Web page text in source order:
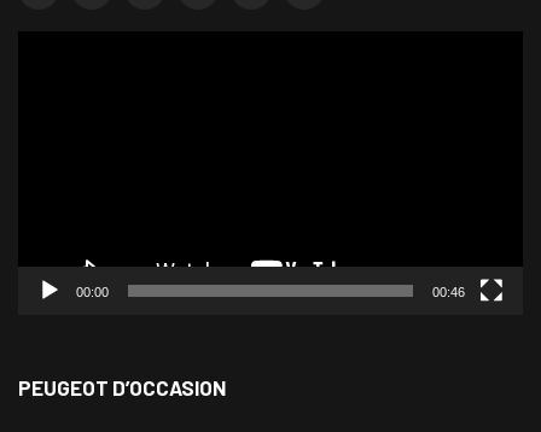
00:00 00:46
PEUGEOT D’OCCASION